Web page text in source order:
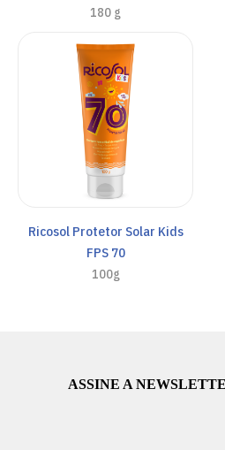
180 g
Ricosol Protetor Solar Kids
FPS 70
100g
ASSINE A